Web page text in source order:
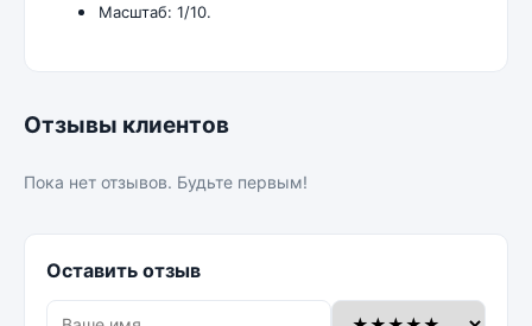
Масштаб: 1/10.
Отзывы клиентов
Пока нет отзывов. Будьте первым!
Оставить отзыв